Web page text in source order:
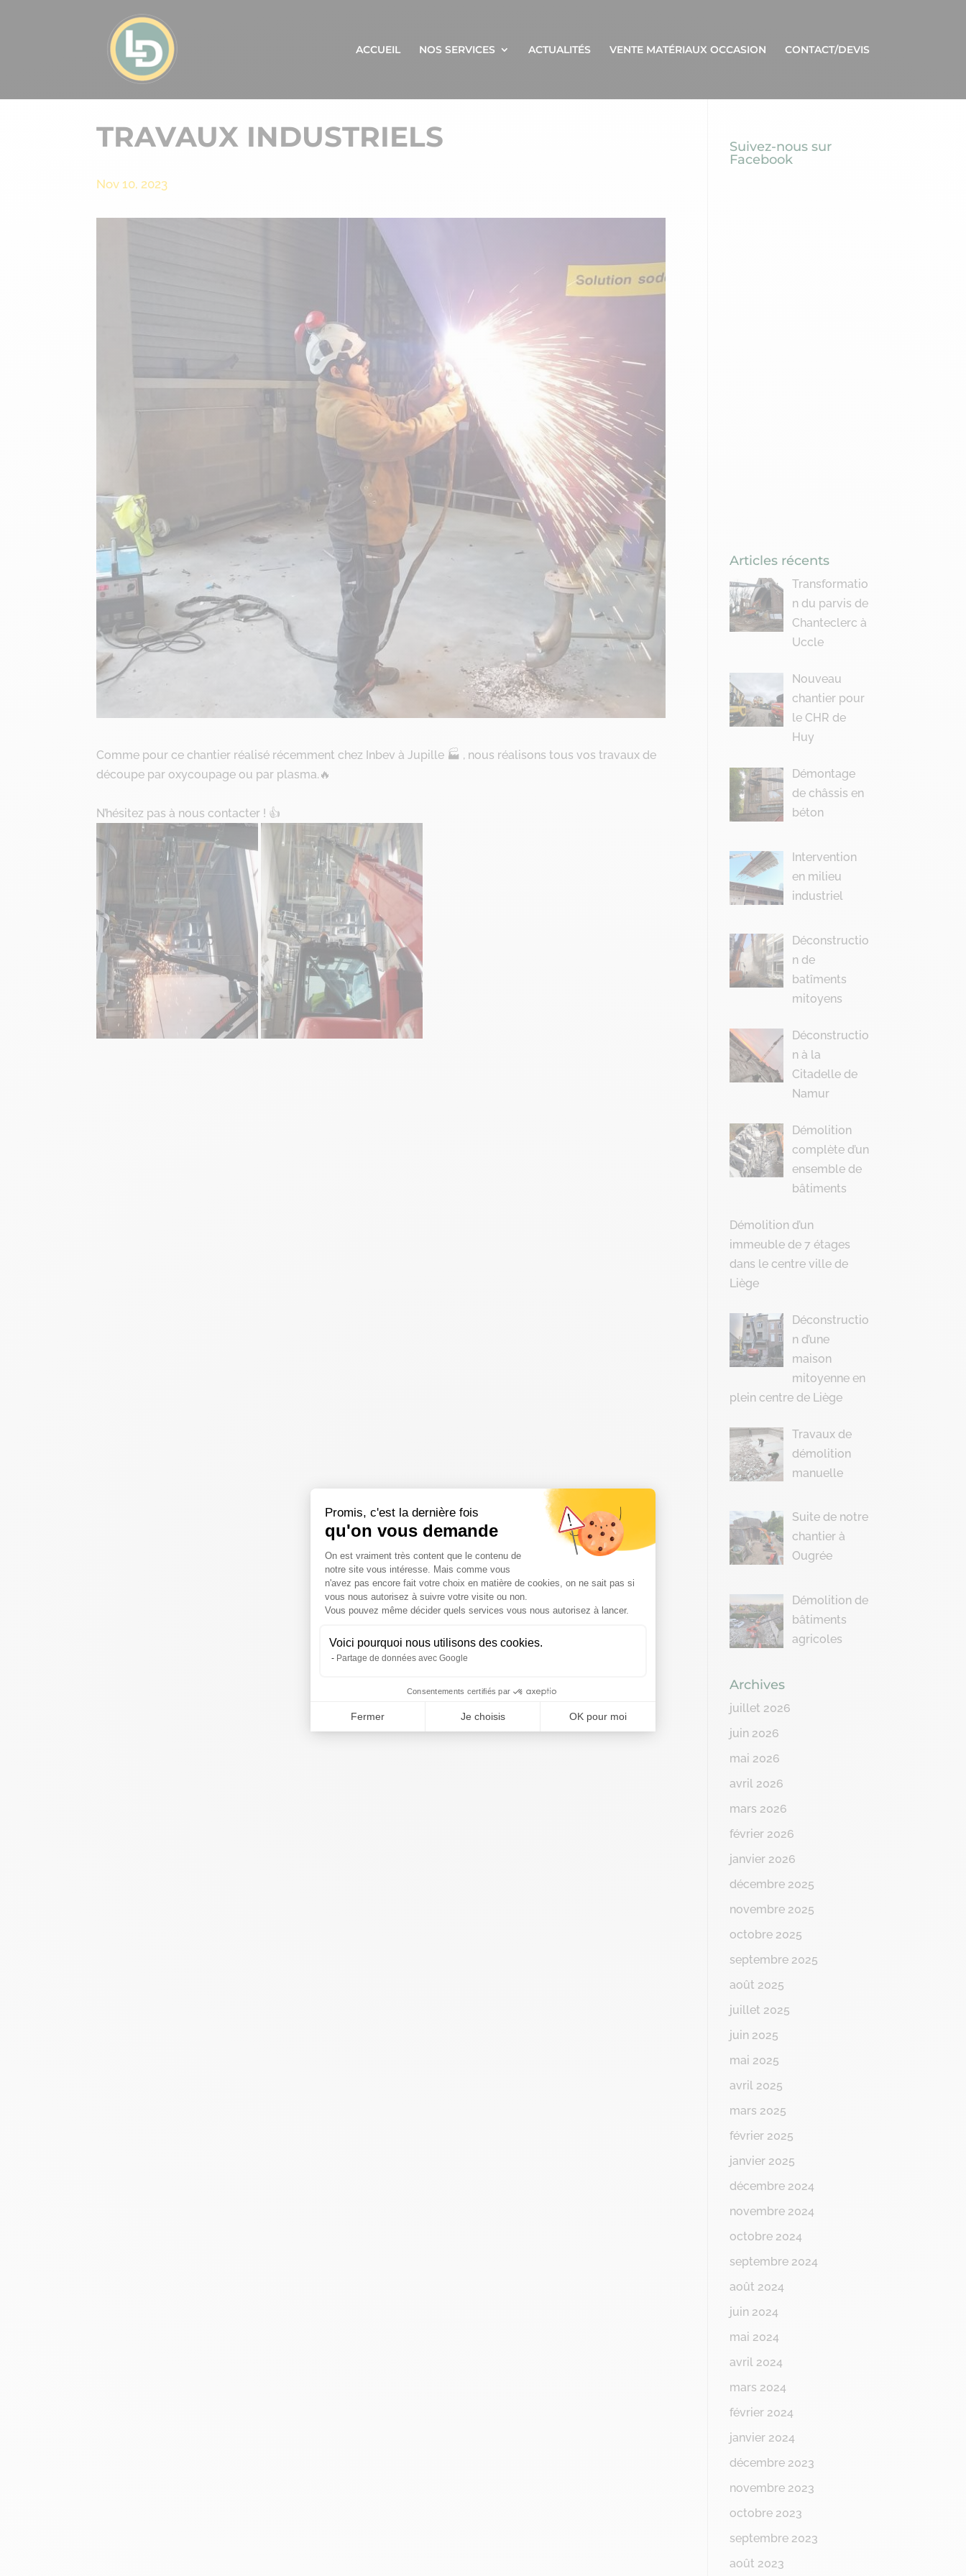
Promis, c'est la dernière fois
qu'on vous demande
Plateforme de Gestion du Consentement : Personnalisez vos Options
On est vraiment très content que le contenu de
notre site vous intéresse. Mais comme vous
n'avez pas encore fait votre choix en matière de cookies, on ne sait pas si
vous nous autorisez à suivre votre visite ou non.
Vous pouvez même décider quels services vous nous autorisez à lancer.
Voici pourquoi nous utilisons des cookies.
Partage de données avec Google
Consentements certifiés par
Fermer Je choisis OK pour moi
Axeptio consent
ACCUEIL NOS SERVICES ACTUALITÉS VENTE MATÉRIAUX OCCASION CONTACT/DEVIS
TRAVAUX INDUSTRIELS
Nov 10, 2023
Comme pour ce chantier réalisé récemment chez Inbev à Jupille 🏭 , nous réalisons tous vos travaux de
découpe par oxycoupage ou par plasma.🔥
N’hésitez pas à nous contacter ! 👍
Suivez-nous sur
Facebook
Articles récents
Transformatio
n du parvis de
Chanteclerc à
Uccle
Nouveau
chantier pour
le CHR de
Huy
Démontage
de châssis en
béton
Intervention
en milieu
industriel
Déconstructio
n de
batîments
mitoyens
Déconstructio
n à la
Citadelle de
Namur
Démolition
complète d’un
ensemble de
bâtiments
Démolition d’un
immeuble de 7 étages
dans le centre ville de
Liège
Déconstructio
n d’une
maison
mitoyenne en
plein centre de Liège
Travaux de
démolition
manuelle
Suite de notre
chantier à
Ougrée
Démolition de
bâtiments
agricoles
Archives
juillet 2026
juin 2026
mai 2026
avril 2026
mars 2026
février 2026
janvier 2026
décembre 2025
novembre 2025
octobre 2025
septembre 2025
août 2025
juillet 2025
juin 2025
mai 2025
avril 2025
mars 2025
février 2025
janvier 2025
décembre 2024
novembre 2024
octobre 2024
septembre 2024
août 2024
juin 2024
mai 2024
avril 2024
mars 2024
février 2024
janvier 2024
décembre 2023
novembre 2023
octobre 2023
septembre 2023
août 2023